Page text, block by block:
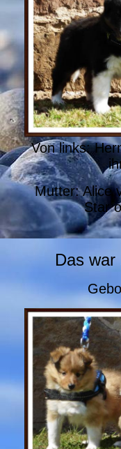
Von links:
Mutter: Alice
Star
Das